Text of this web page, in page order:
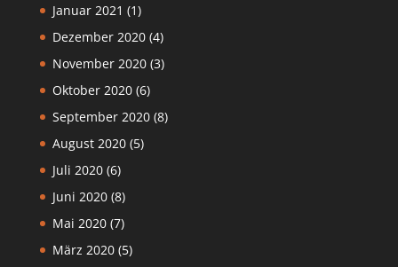
Januar 2021 (1)
Dezember 2020(4)
November 2020(3)
Oktober 2020(6)
September 2020(8)
August 2020(5)
Juli 2020(6)
Juni 2020(8)
Mai 2020(7)
März 2020(5)